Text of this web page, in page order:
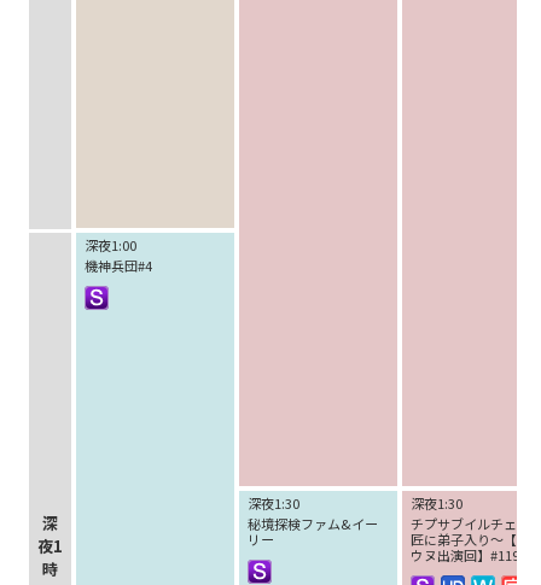
深
夜1
時
深夜1:00
機神兵団#4
深夜1:30
秘境探検ファム&イー
リー
深夜1:30
チプサブイルチェ～
匠に弟子入り～【チ
ウヌ出演回】#119